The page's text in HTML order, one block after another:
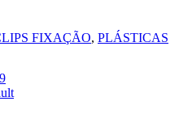
FIXAÇÃO, PLÁSTICAS